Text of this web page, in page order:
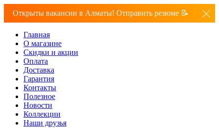
Открыты вакансии в Алматы! Отправить резюме 📝
Главная
О магазине
Скидки и акции
Оплата
Доставка
Гарантия
Контакты
Полезное
Новости
Коллекции
Наши друзья